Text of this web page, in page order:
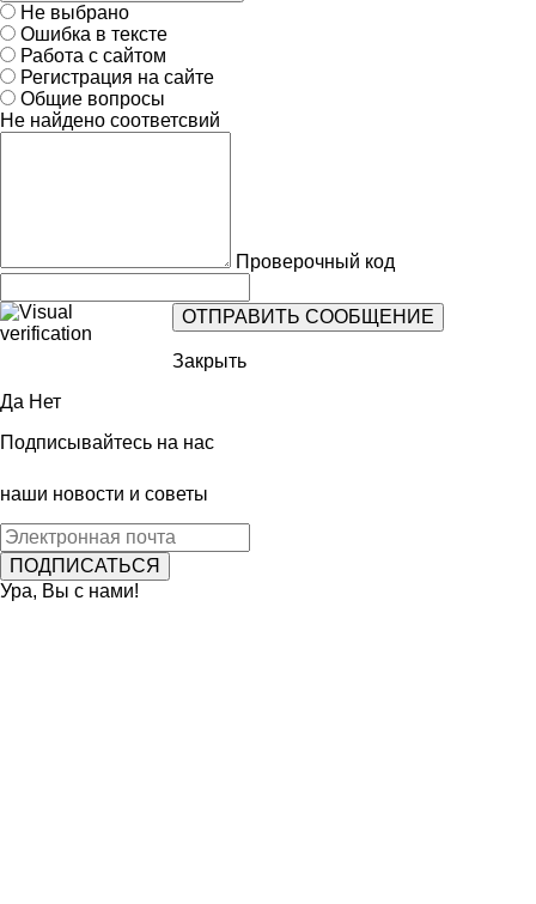
Не выбрано
Ошибка в тексте
Работа с сайтом
Регистрация на сайте
Общие вопросы
Не найдено соответсвий
Проверочный код
Закрыть
Да Нет
Подписывайтесь на нас
наши новости и советы
Ура, Вы с нами!